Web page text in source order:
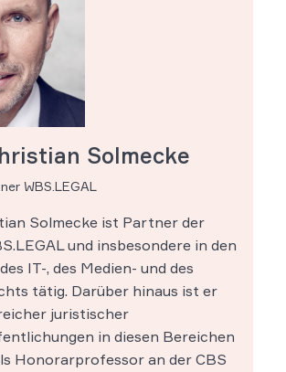
Solmecke
WBS.LEGAL
Solmecke ist Partner der
und insbesondere in den
IT-, des Medien- und des
tätig. Darüber hinaus ist er
juristischer
in diesen Bereichen
Honorarprofessor an der CBS